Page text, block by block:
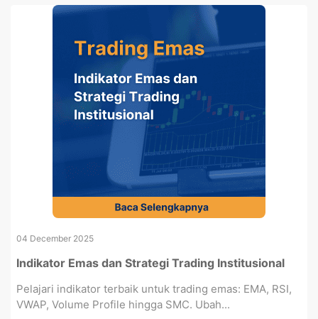
04 December 2025
Indikator Emas dan Strategi Trading Institusional
Pelajari indikator terbaik untuk trading emas: EMA, RSI,
VWAP, Volume Profile hingga SMC. Ubah...